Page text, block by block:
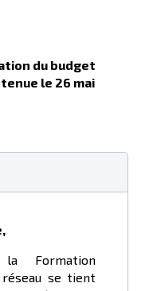
du budget
le 26 mai
Formation
réseau se tient